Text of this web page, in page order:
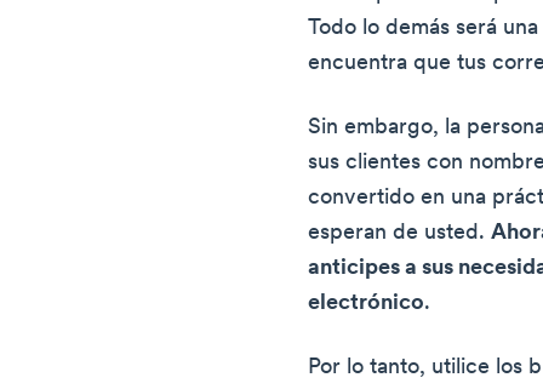
Todo lo demás será
encuentra que tus
Sin embargo, la
sus clientes con
convertido en una
esperan de usted.
anticipes a sus
electrónico.
Por lo tanto, utilice los